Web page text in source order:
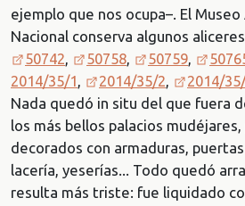
ejemplo que nos ocupa–. El
Nacional conserva algunos
50742
50758 50759
2014/35/1
2014/35/2 2014/
Nada quedó in situ del que fuera
los más bellos palacios
decorados con armaduras,
lacería, yeserías... Todo quedó
resulta más triste: fue liquidado